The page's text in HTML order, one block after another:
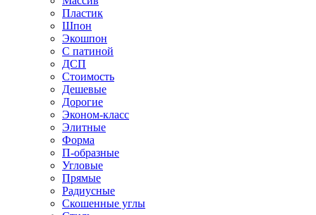
Пластик
Шпон
Экошпон
С патиной
ДСП
Стоимость
Дешевые
Дорогие
Эконом-класс
Элитные
Форма
П-образные
Угловые
Прямые
Радиусные
Скошенные углы